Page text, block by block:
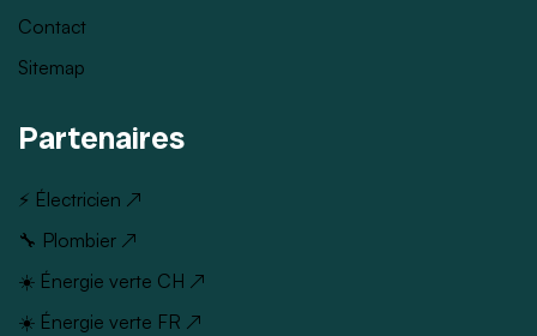
Contact
Sitemap
Partenaires
⚡ Électricien ↗
🔧 Plombier ↗
☀️ Énergie verte CH ↗
☀️ Énergie verte FR ↗